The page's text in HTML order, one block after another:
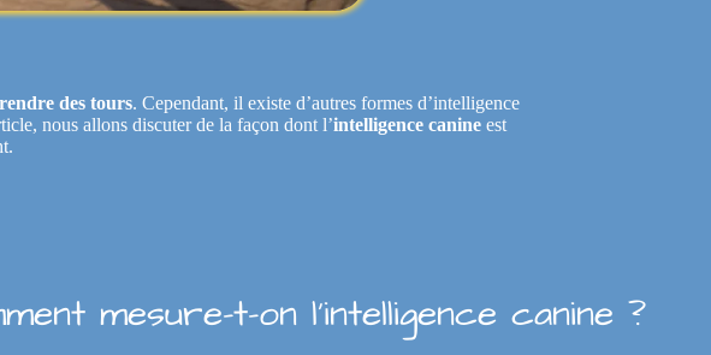
des tours. Cependant, il existe d’autres formes d’intelligence
nous allons discuter de la façon dont l’intelligence canine est
mesure-t-on l'intelligence canine ?